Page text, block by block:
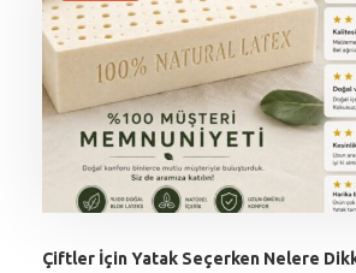
Çiftler İçin Yatak Seçerken Nelere